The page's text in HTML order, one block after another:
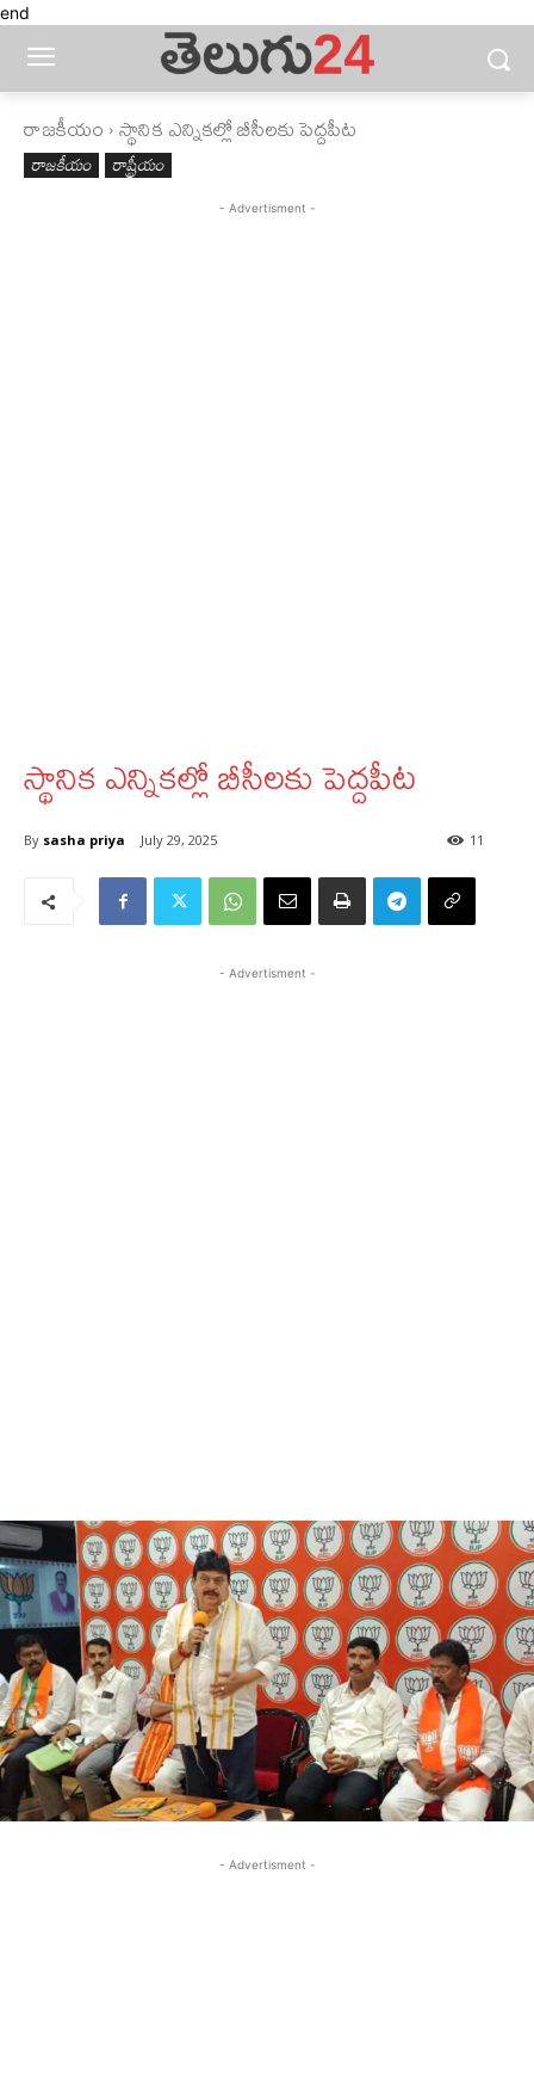
end
రాజకీయం స్థానిక‌ ఎన్నికల్లో బీసీలకు పెద్దపీట
రాజకీయం రాష్ట్రీయం
- Advertisment -
స్థానిక‌ ఎన్నికల్లో బీసీలకు పెద్దపీట
By sasha priya July 29, 2025 11
- Advertisment -
- Advertisment -